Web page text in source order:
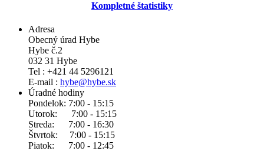
Kompletné štatistiky
Adresa
Obecný úrad Hybe
Hybe č.2
032 31 Hybe
Tel : +421 44 5296121
E-mail : hybe@hybe.sk
Úradné hodiny
Pondelok: 7:00 - 15:15
Utorok: 7:00 - 15:15
Streda: 7:00 - 16:30
Štvrtok: 7:00 - 15:15
Piatok: 7:00 - 12:45